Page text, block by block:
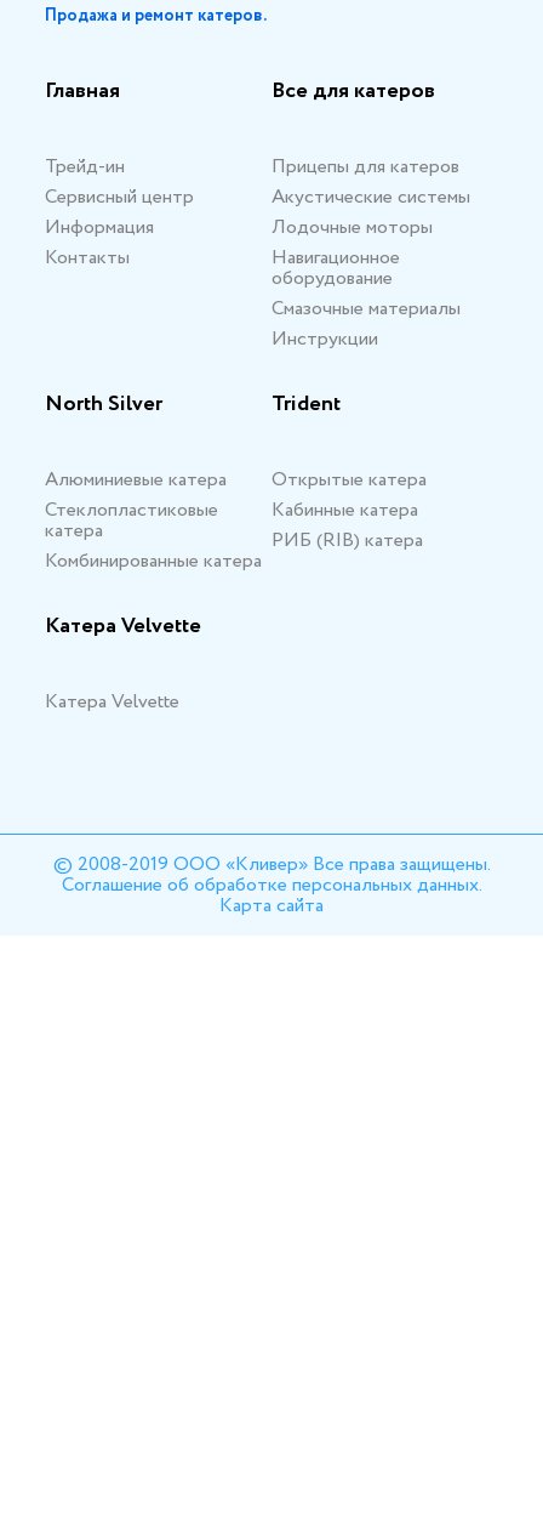
Продажа и ремонт катеров.
Главная
Трейд-ин
Сервисный центр
Информация
Контакты
Все для катеров
Прицепы для катеров
Акустические системы
Лодочные моторы
Навигационное
оборудование
Смазочные материалы
Инструкции
North Silver
Алюминиевые катера
Стеклопластиковые
катера
Комбинированные катера
Trident
Открытые катера
Кабинные катера
РИБ (RIB) катера
Катера Velvette
Катера Velvette
© 2008-2019 ООО «Кливер» Все права защищены.
Соглашение об обработке персональных данных.
Карта сайта